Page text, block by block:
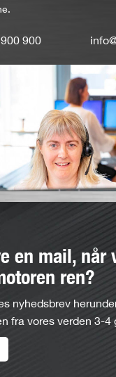
900
en mail, når
ren?
nyhedsbrev
fra vores verden 3-4